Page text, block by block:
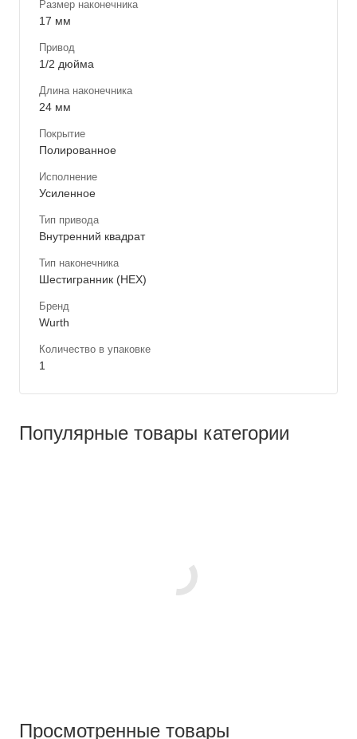
Размер наконечника
17 мм
Привод
1/2 дюйма
Длина наконечника
24 мм
Покрытие
Полированное
Исполнение
Усиленное
Тип привода
Внутренний квадрат
Тип наконечника
Шестигранник (HEX)
Бренд
Wurth
Количество в упаковке
1
Популярные товары категории
Просмотренные товары